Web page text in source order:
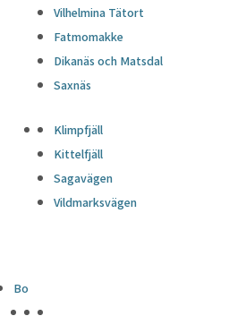
Vilhelmina Tätort
Fatmomakke
Dikanäs och Matsdal
Saxnäs
Klimpfjäll
Kittelfjäll
Sagavägen
Vildmarksvägen
Bo